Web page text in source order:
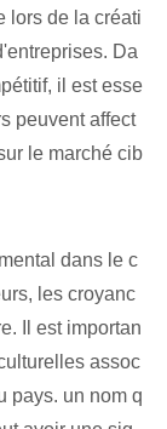
lors de la créati
Da
il est esse
peuvent affect
le marché cib
dans le c
les croyanc
Il est importan
assoc
pays. un nom q